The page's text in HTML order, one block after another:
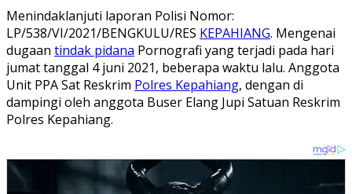
Menindaklanjuti laporan Polisi Nomor:
LP/538/VI/2021/BENGKULU/RES KEPAHIANG. Mengenai
dugaan tindak pidana Pornografi yang terjadi pada hari
jumat tanggal 4 juni 2021, beberapa waktu lalu. Anggota
Unit PPA Sat Reskrim Polres Kepahiang, dengan di
dampingi oleh anggota Buser Elang Jupi Satuan Reskrim
Polres Kepahiang.